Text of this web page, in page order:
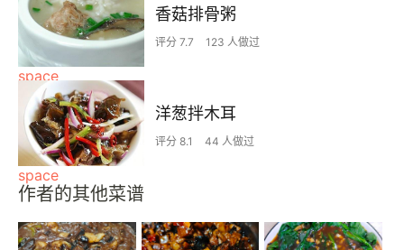
香菇排骨粥
评分 7.7 123 人做过
洋葱拌木耳
评分 8.1 44 人做过
作者的其他菜谱